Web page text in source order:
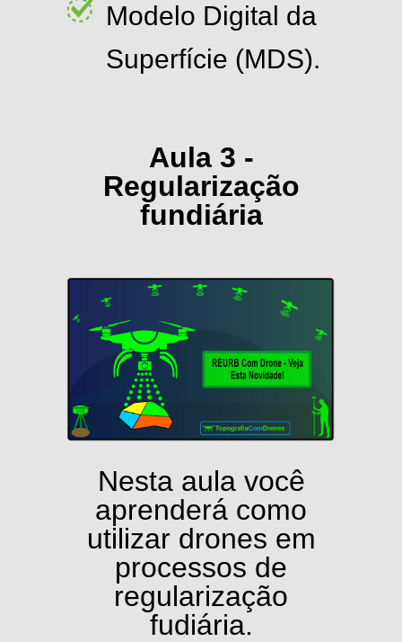
Modelo Digital da
Superfície (MDS).
Aula 3 -
Regularização
fundiária
Nesta aula você
aprenderá como
utilizar drones em
processos de
regularização
fudiária.